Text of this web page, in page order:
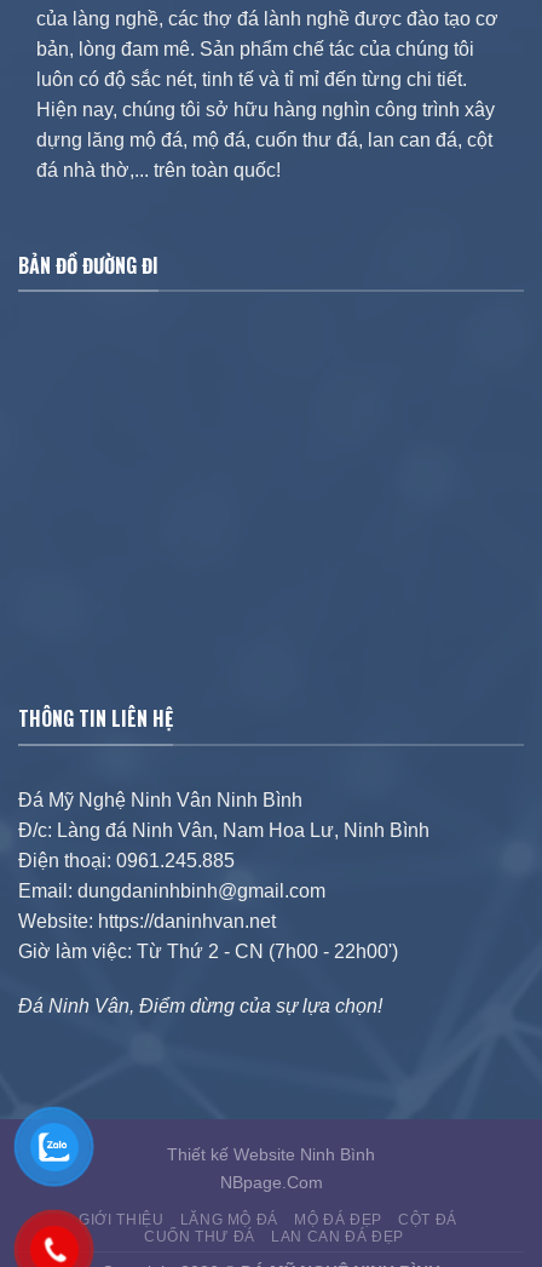
của làng nghề, các thợ đá lành nghề được đào tạo cơ
bản, lòng đam mê. Sản phẩm chế tác của chúng tôi
luôn có độ sắc nét, tinh tế và tỉ mỉ đến từng chi tiết.
Hiện nay, chúng tôi sở hữu hàng nghìn công trình xây
dựng lăng mộ đá, mộ đá, cuốn thư đá, lan can đá, cột
đá nhà thờ,... trên toàn quốc!
BẢN ĐỒ ĐƯỜNG ĐI
THÔNG TIN LIÊN HỆ
Đá Mỹ Nghệ Ninh Vân Ninh Bình
Đ/c: Làng đá Ninh Vân, Nam Hoa Lư, Ninh Bình
Điện thoại: 0961.245.885
Email: dungdaninhbinh@gmail.com
Website: https://daninhvan.net
Giờ làm việc: Từ Thứ 2 - CN (7h00 - 22h00')
Đá Ninh Vân, Điểm dừng của sự lựa chọn!
Thiết kế Website Ninh Bình
NBpage.Com
GIỚI THIỆU LĂNG MỘ ĐÁ MỘ ĐÁ ĐẸP
CỘT ĐÁ
CUỐN THƯ ĐÁ
LAN CAN ĐÁ ĐẸP